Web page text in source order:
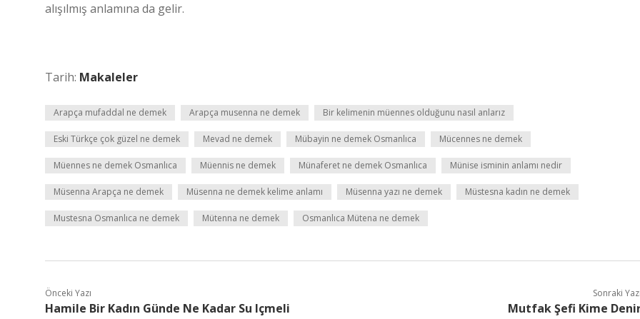
alışılmış anlamına da gelir.
Tarih: Makaleler
Arapça mufaddal ne demek Arapça musenna ne demek Bir kelimenin müennes olduğunu nasıl anlarız
Eski Türkçe çok güzel ne demek Mevad ne demek Mübayin ne demek Osmanlıca Mücennes ne demek
Müennes ne demek Osmanlıca Müennis ne demek Münaferet ne demek Osmanlıca Münise isminin anlamı nedir
Müsenna Arapça ne demek Müsenna ne demek kelime anlamı Müsenna yazı ne demek Müstesna kadın ne demek
Mustesna Osmanlıca ne demek Mütenna ne demek Osmanlıca Mütena ne demek
Önceki Yazı
Hamile Bir Kadın Günde Ne Kadar Su Içmeli
Sonraki
Mutfak Şefi Kime